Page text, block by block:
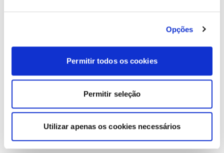
Opções
Permitir todos os cookies
Permitir seleção
Utilizar apenas os cookies necessários